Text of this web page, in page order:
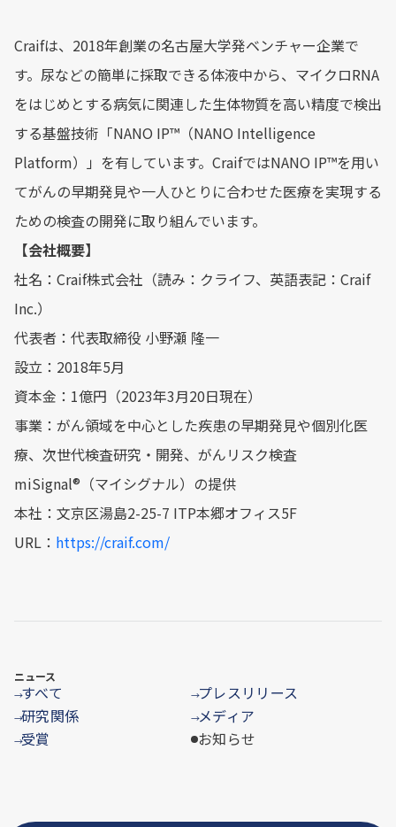
Craifは、2018年創業の名古屋大学発ベンチャー企業で
す。尿などの簡単に採取できる体液中から、マイクロRNA
をはじめとする病気に関連した生体物質を高い精度で検出
する基盤技術「NANO IP™（NANO Intelligence
Platform）」を有しています。CraifではNANO IP™を用い
てがんの早期発見や一人ひとりに合わせた医療を実現する
ための検査の開発に取り組んでいます。
【会社概要】
社名：Craif株式会社（読み：クライフ、英語表記：Craif
Inc.）
代表者：代表取締役 小野瀬 隆一
設⽴：2018年5⽉
資本⾦：1億円（2023年3⽉20日現在）
事業：がん領域を中⼼とした疾患の早期発⾒や個別化医
療、次世代検査研究・開発、がんリスク検査
miSignal®︎（マイシグナル）の提供
本社：文京区湯島2-25-7 ITP本郷オフィス5F
URL： https://craif.com/
ニュース
→すべて →プレスリリース
→研究関係 →メディア
→受賞 お知らせ